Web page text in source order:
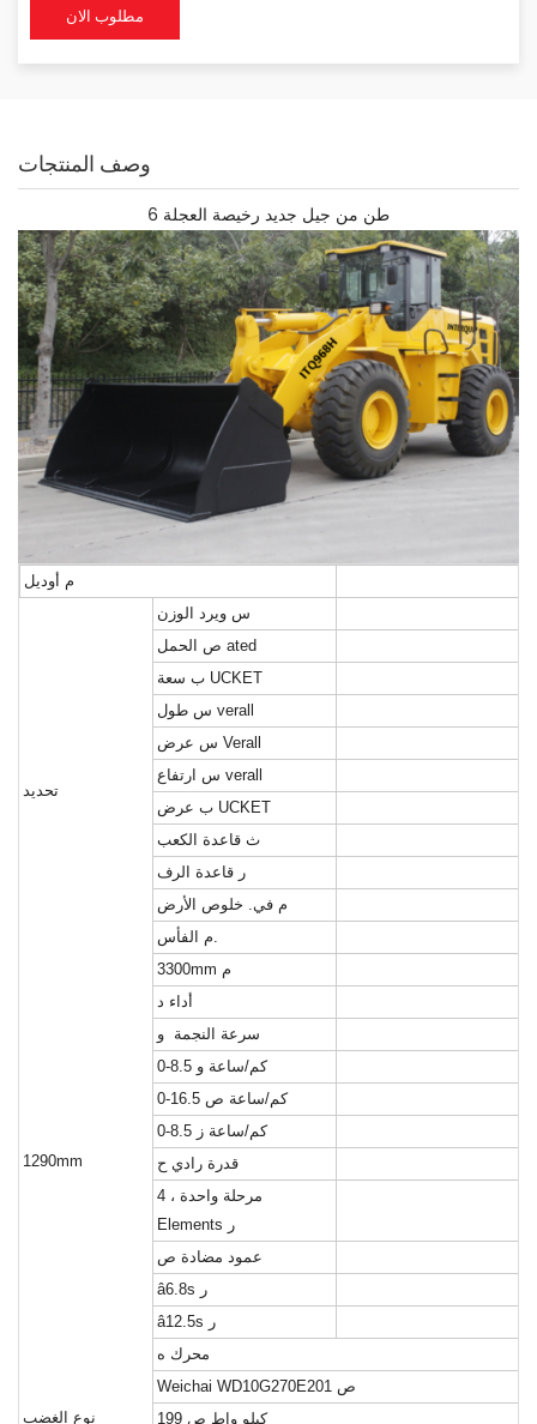
مطلوب الان
وصف المنتجات
6 طن من جيل جديد رخيصة العجلة
م أوديل
تحديد
سويرد الوزن
ص الحمل ated
بسعة UCKET
س طول verall
س عرض Verall
س ارتفاع verall
بعرض UCKET
ثقاعدة الكعب
رقاعدة الرف
مفي. خلوص الأرض
م
3300mm م
1290mm
أداء د
سرعة النجمةو
0-8.5 كم/ساعةو
0-16.5 كم/ساعة ص
0-8.5 كم/ساعةز
قدرة رادي ح
مرحلة واحدة ، 4
Elements ر
عمود مضادة ص
â6.8s ر
â12.5s ر
نوع الغضب
محرك ه
Weichai WD10G270E201 ص
199 كيلو واط ص